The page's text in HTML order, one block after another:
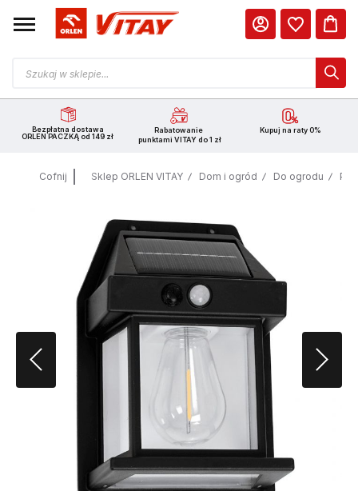
Bezpłatna dostawa
ORLEN PACZKĄ od 149 zł
Rabatowanie
punktami VITAY do 1 zł
Kupuj na raty 0%
Cofnij Sklep ORLEN VITAY Dom i ogród Do ogrodu